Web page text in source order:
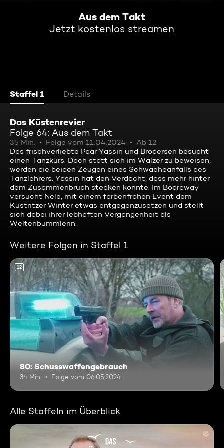
Aus dem Takt
Jetzt kostenlos streamen
Staffel 1 Details
Das Küstenrevier
Folge 64: Aus dem Takt
35 Min. Folge vom 11.04.2024
Ab 12
Das frischverliebte Paar Yassin und Brodersen besucht
einen Tanzkurs. Doch statt sich im Walzer zu beweisen,
werden die beiden Zeugen eines Schwächeanfalls des
Tanzlehrers. Yassin hat den Verdacht, dass mehr hinter
dem Zusammenbruch stecken könnte. Im Boardway
versucht Nele, mit einem farbenfrohen Event dem
Küstritzer Winter etwas entgegenzusetzen und stellt
sich dabei ihrer lebhaften Vergangenheit als
Weltenbummlerin.
Weitere Folgen in Staffel 1
12
80: Schusswaffengebrauch
34 Min. Folge vom 06.05.2024
Alle Staffeln im Überblick